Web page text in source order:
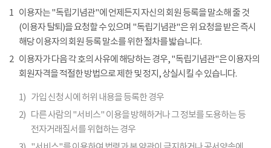
1 이용자는 "독립기념관"에 언제든지 자신의 회원 등록을 말소해 줄 것
(이용자 탈퇴)을 요청할 수 있으며 "독립기념관"은 위 요청을 받은 즉시
해당 이용자의 회원 등록 말소를 위한 절차를 밟습니다.
2 이용자가 다음 각 호의 사유에 해당하는 경우, "독립기념관"은 이용자의
회원자격을 적절한 방법으로 제한 및 정지, 상실시킬 수 있습니다.
1) 가입 신청 시에 허위 내용을 등록한 경우
2) 다른 사람의 "서비스" 이용을 방해하거나 그 정보를 도용하는 등
전자거래질서를 위협하는 경우